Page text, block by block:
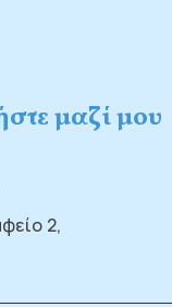
μαζί μου
2,